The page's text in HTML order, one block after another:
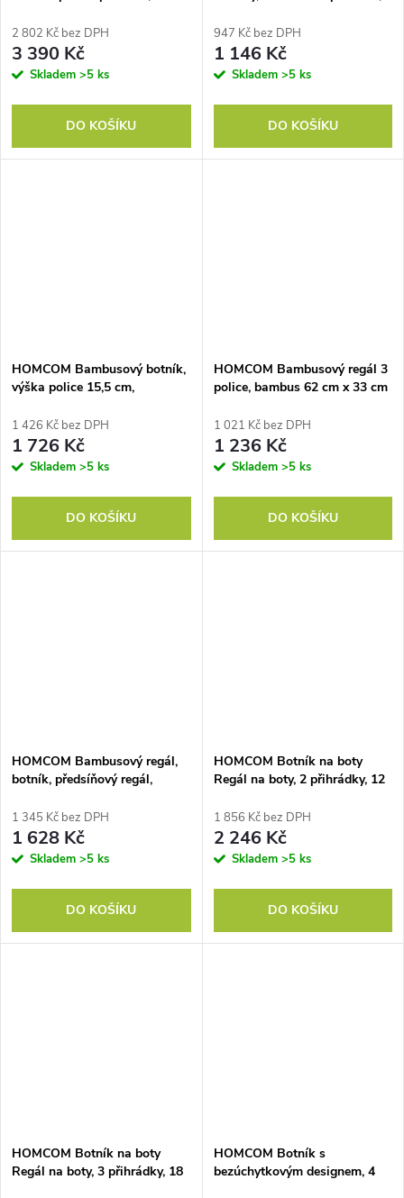
předsíně, chodby, dřevo, bílá
2 802 Kč bez DPH
3 390 Kč
Skladem >5 ks
DO KOŠÍKU
prostor, 50x28x45cm, příroda
947 Kč bez DPH
1 146 Kč
Skladem >5 ks
DO KOŠÍKU
HOMCOM Bambusový botník,
výška police 15,5 cm,
konstrukce, 76 x 33 x 67 cm,
efekt přírodního dřeva
1 426 Kč bez DPH
1 726 Kč
Skladem >5 ks
DO KOŠÍKU
HOMCOM Bambusový regál 3
police, bambus 62 cm x 33 cm
1 021 Kč bez DPH
1 236 Kč
Skladem >5 ks
DO KOŠÍKU
HOMCOM Bambusový regál,
botník, předsíňový regál,
30 kg, dřevo
1 345 Kč bez DPH
1 628 Kč
Skladem >5 ks
DO KOŠÍKU
HOMCOM Botník na boty
Regál na boty, 2 přihrádky, 12
cm, bílá + hnědá barva
1 856 Kč bez DPH
2 246 Kč
Skladem >5 ks
DO KOŠÍKU
HOMCOM Botník na boty
Regál na boty, 3 přihrádky, 18
HOMCOM Botník s
bezúchytkovým designem, 4